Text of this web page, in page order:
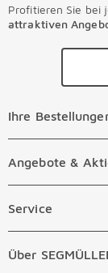
Profitieren Sie bei
attraktiven
Ihre
Ihre
Online
Kostenlose Online
Angebote &
Angebote &
Prospekte
Service
Service
Über
Über